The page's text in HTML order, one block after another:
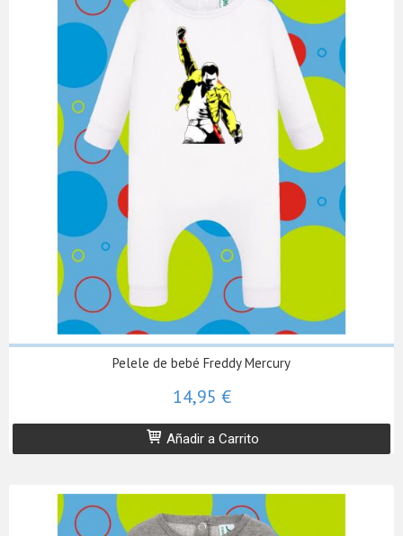
Pelele de bebé Freddy Mercury
14,95 €
Añadir a Carrito